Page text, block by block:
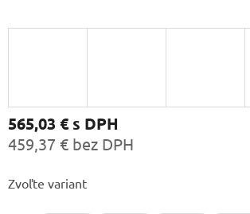
565,03 €s DPH
459,37 € bez DPH
cena:
Zvoľte variant